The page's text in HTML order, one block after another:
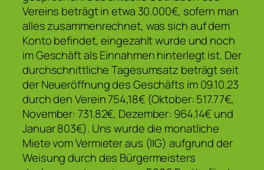
Vereins beträgt in etwa 30.000€, sofern man
alles zusammenrechnet, was sich auf dem
Konto befindet, eingezahlt wurde und noch
im Geschäft als Einnahmen hinterlegt ist. Der
durchschnittliche Tagesumsatz beträgt seit
der Neueröffnung des Geschäfts im 09.10.23
durch den Verein 754,18€ (Oktober: 517.77€,
November: 731.82€, Dezember: 964.14€ und
Januar 803€). Uns wurde die monatliche
Miete vom Vermieter aus (IIG) aufgrund der
Weisung durch des Bürgermeisters